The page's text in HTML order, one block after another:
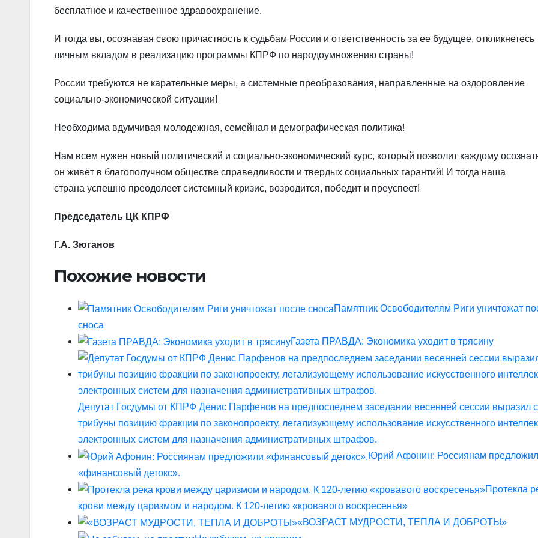
бесплатное и качественное здравоохранение.
И тогда вы, осознавая свою причастность к судьбам России и ответственность за ее будущее, откликнетесь
личным вкладом в реализацию программы КПРФ по народоумножению страны!
России требуются не карательные меры, а системные преобразования, направленные на оздоровление
социально-экономической ситуации!
Необходима вдумчивая молодежная, семейная и демографическая политика!
Нам всем нужен новый политический и социально-экономический курс, который позволит каждому
он живёт в благополучном обществе справедливости и твердых социальных гарантий! И тогда наша
страна успешно преодолеет системный кризис, возродится, победит и преуспеет!
Председатель ЦК КПРФ
Г.А. Зюганов
Похожие новости
Памятник Освободителям Риги уничтожат
сноса
Газета ПРАВДА: Экономика уходит в трясину
Депутат Госдумы от КПРФ Денис Парфенов на предпоследнем заседании весенней сессии выразил с
трибуны позицию фракции по законопроекту, легализующему использование искусственного
электронных систем для назначения административных штрафов.
Юрий Афонин: Россиянам
«финансовый детокс».
Протекла
крови между царизмом и народом. К 120-летию «кровавого воскресенья»
«ВОЗРАСТ МУДРОСТИ, ТЕПЛА И ДОБРОТЫ»